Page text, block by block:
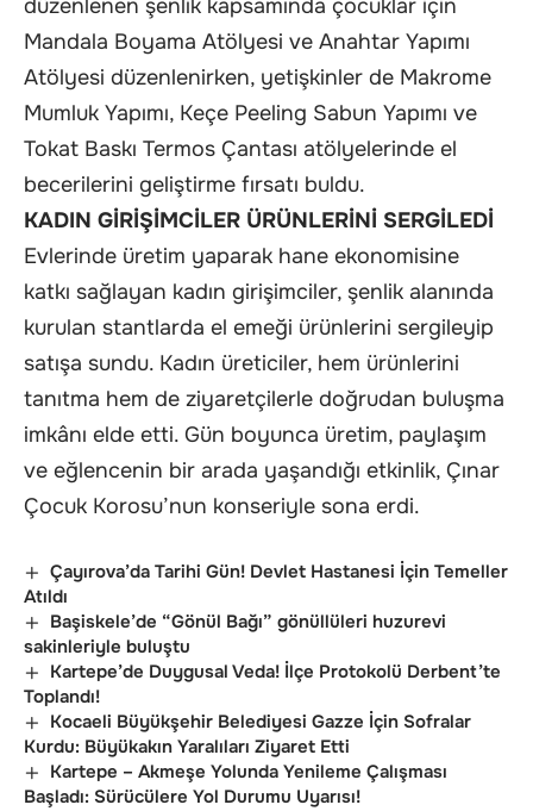
düzenlenen şenlik kapsamında çocuklar için
Mandala Boyama Atölyesi ve Anahtar Yapımı
Atölyesi düzenlenirken, yetişkinler de Makrome
Mumluk Yapımı, Keçe Peeling Sabun Yapımı ve
Tokat Baskı Termos Çantası atölyelerinde el
becerilerini geliştirme fırsatı buldu.
KADIN GİRİŞİMCİLER ÜRÜNLERİNİ SERGİLEDİ
Evlerinde üretim yaparak hane ekonomisine
katkı sağlayan kadın girişimciler, şenlik alanında
kurulan stantlarda el emeği ürünlerini sergileyip
satışa sundu. Kadın üreticiler, hem ürünlerini
tanıtma hem de ziyaretçilerle doğrudan buluşma
imkânı elde etti. Gün boyunca üretim, paylaşım
ve eğlencenin bir arada yaşandığı etkinlik, Çınar
Çocuk Korosu’nun konseriyle sona erdi.
Çayırova’da Tarihi Gün! Devlet Hastanesi İçin Temeller
Atıldı
Başiskele’de “Gönül Bağı” gönüllüleri huzurevi
sakinleriyle buluştu
Kartepe’de Duygusal Veda! İlçe Protokolü Derbent’te
Toplandı!
Kocaeli Büyükşehir Belediyesi Gazze İçin Sofralar
Kurdu: Büyükakın Yaralıları Ziyaret Etti
Kartepe – Akmeşe Yolunda Yenileme Çalışması
Başladı: Sürücülere Yol Durumu Uyarısı!